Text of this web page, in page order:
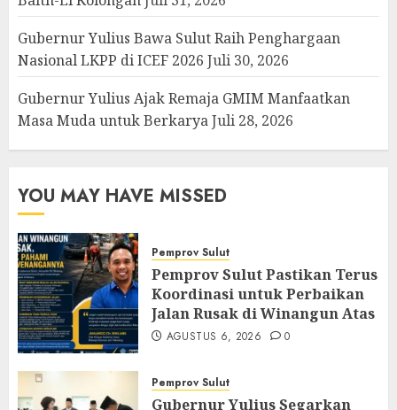
Gubernur Yulius Bawa Sulut Raih Penghargaan
Nasional LKPP di ICEF 2026 Juli 30, 2026
Gubernur Yulius Ajak Remaja GMIM Manfaatkan
Masa Muda untuk BerkaryaJuli 28, 2026
YOU MAY HAVE MISSED
Pemprov Sulut
Pemprov Sulut Pastikan Terus
Koordinasi untuk Perbaikan
Jalan Rusak di Winangun Atas
AGUSTUS 6, 2026 0
Pemprov Sulut
Gubernur Yulius Segarkan